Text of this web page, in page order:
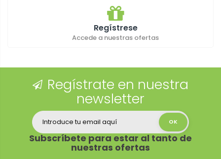
Regístrese
Accede a nuestras ofertas
Regístrate en nuestra
newsletter
Subscríbete para estar al tanto de
nuestras ofertas